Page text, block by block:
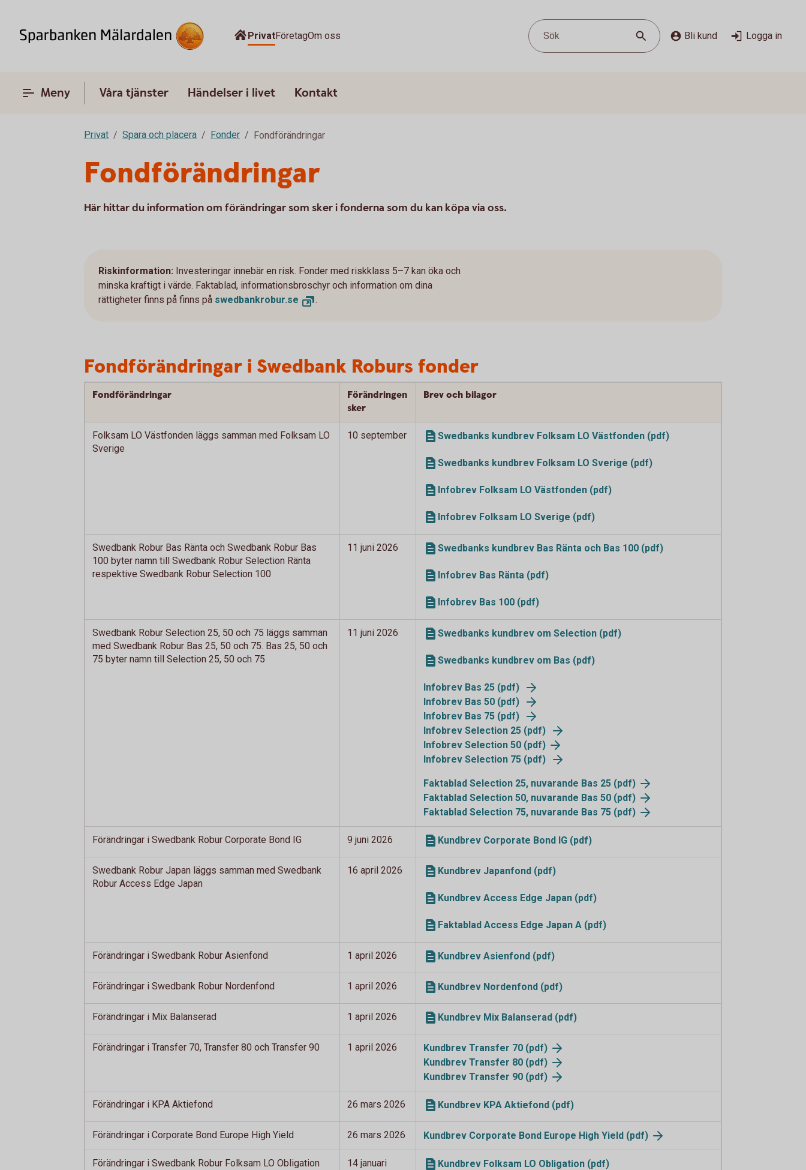
PrivatFöretagOm oss Sök Bli kund Logga in
Meny Våra tjänster Händelser i livet Kontakt
Privat Spara och placera Fonder Fondförändringar
Fondförändringar
Här hittar du information om förändringar som sker i fonderna som du kan köpa via oss.
Riskinformation: Investeringar innebär en risk. Fonder med riskklass 5–7 kan öka och
minska kraftigt i värde. Faktablad, informationsbroschyr och information om dina
rättigheter finns på finns på swedbankrobur.se .
Fondförändringar i Swedbank Roburs fonder
Fondförändringar
Förändringen
sker
Brev och bilagor
Folksam LO Västfonden läggs samman med Folksam LO
Sverige
10 september Swedbanks kundbrev Folksam LO Västfonden (pdf)
Swedbanks kundbrev Folksam LO Sverige (pdf)
Infobrev Folksam LO Västfonden (pdf)
Infobrev Folksam LO Sverige (pdf)
Swedbank Robur Bas Ränta och Swedbank Robur Bas
100 byter namn till Swedbank Robur Selection Ränta
respektive Swedbank Robur Selection 100
11 juni 2026 Swedbanks kundbrev Bas Ränta och Bas 100 (pdf)
Infobrev Bas Ränta (pdf)
Infobrev Bas 100 (pdf)
Swedbank Robur Selection 25, 50 och 75 läggs samman
med Swedbank Robur Bas 25, 50 och 75. Bas 25, 50 och
75 byter namn till Selection 25, 50 och 75
11 juni 2026 Swedbanks kundbrev om Selection (pdf)
Swedbanks kundbrev om Bas (pdf)
Infobrev Bas 25 (pdf)
Infobrev Bas 50 (pdf)
Infobrev Bas 75 (pdf)
Infobrev Selection 25 (pdf)
Infobrev Selection 50 (pdf)
Infobrev Selection 75 (pdf)
Faktablad Selection 25, nuvarande Bas 25 (pdf)
Faktablad Selection 50, nuvarande Bas 50 (pdf)
Faktablad Selection 75, nuvarande Bas 75 (pdf)
Förändringar i Swedbank Robur Corporate Bond IG 9 juni 2026 Kundbrev Corporate Bond IG (pdf)
Swedbank Robur Japan läggs samman med Swedbank
Robur Access Edge Japan
16 april 2026 Kundbrev Japanfond (pdf)
Kundbrev Access Edge Japan (pdf)
Faktablad Access Edge Japan A (pdf)
Förändringar i Swedbank Robur Asienfond 1 april 2026 Kundbrev Asienfond (pdf)
Förändringar i Swedbank Robur Nordenfond 1 april 2026 Kundbrev Nordenfond (pdf)
Förändringar i Mix Balanserad 1 april 2026 Kundbrev Mix Balanserad (pdf)
Förändringar i Transfer 70, Transfer 80 och Transfer 90 1 april 2026
Kundbrev Transfer 70 (pdf)
Kundbrev Transfer 80 (pdf)
Kundbrev Transfer 90 (pdf)
Förändringar i KPA Aktiefond 26 mars 2026 Kundbrev KPA Aktiefond (pdf)
Förändringar i Corporate Bond Europe High Yield 26 mars 2026 Kundbrev Corporate Bond Europe High Yield (pdf)
Förändringar i Swedbank Robur Folksam LO Obligation
14 januari
Kundbrev Folksam LO Obligation (pdf)